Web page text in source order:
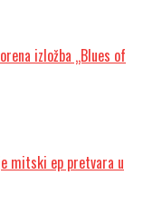
izložba „Blues of
mitski ep pretvara u